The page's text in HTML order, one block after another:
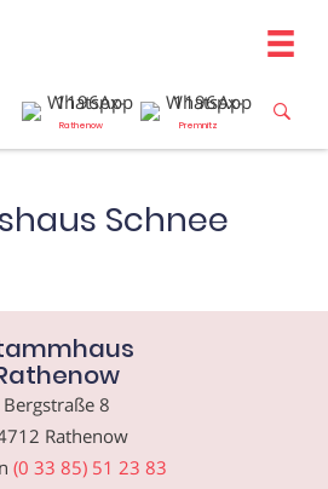
Rathenow Premnitz
Schnee
Bergstraße 8
Rathenow
(0 33 85) 51 23 83